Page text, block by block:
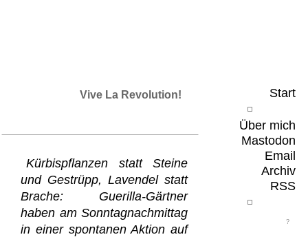
Start
Über mich
Mastodon
Email
Archiv
RSS
Vive La Revolution!
Kürbispflanzen statt Steine
und Gestrüpp, Lavendel statt
Brache: Guerilla-Gärtner
haben am Sonntagnachmittag
in einer spontanen Aktion auf